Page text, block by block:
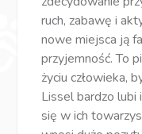
ruch, zabawę i
nowe miejsca ją
przyjemność. To
życiu człowieka,
Lissel bardzo
się w ich